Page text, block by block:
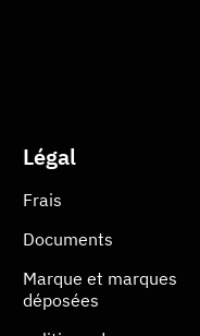
Légal
Frais
Documents
Marque et marques
déposées